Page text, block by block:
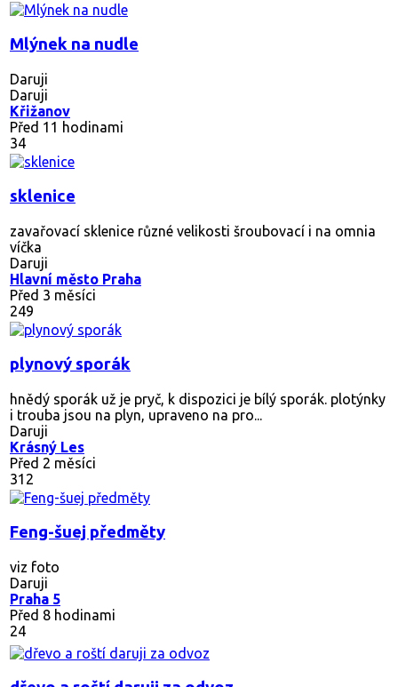
Mlýnek na nudle
Daruji
Daruji
Křižanov
Před 11 hodinami
34
sklenice
zavařovací sklenice různé velikosti šroubovací i na omnia
víčka
Daruji
Hlavní město Praha
Před 3 měsíci
249
plynový sporák
hnědý sporák už je pryč, k dispozici je bílý sporák. plotýnky
i trouba jsou na plyn, upraveno na pro...
Daruji
Krásný Les
Před 2 měsíci
312
Feng-šuej předměty
viz foto
Daruji
Praha 5
Před 8 hodinami
24